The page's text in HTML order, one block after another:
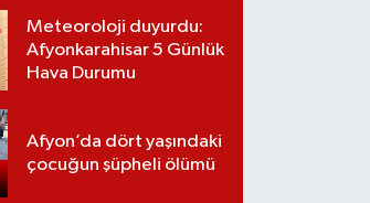
Meteoroloji duyurdu:
Afyonkarahisar 5 Günlük
Hava Durumu
Afyon’da dört yaşındaki
çocuğun şüpheli ölümü